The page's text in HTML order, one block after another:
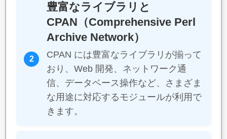
2
豊富なライブラリと
CPAN（Comprehensive Perl
Archive Network）
CPAN には豊富なライブラリが揃って
おり、Web 開発、ネットワーク通
信、データベース操作など、さまざま
な用途に対応するモジュールが利用で
きます。